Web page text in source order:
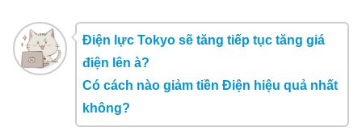
Điện lực Tokyo sẽ tăng tiếp tục tăng giá
điện lên à?
Có cách nào giảm tiền Điện hiệu quả nhất
không?